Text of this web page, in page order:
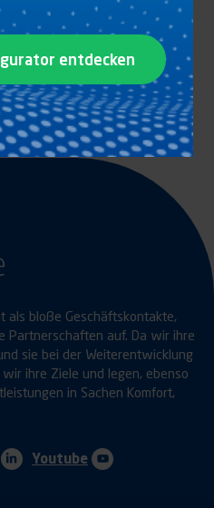
als bloße Geschäftskontakte,
Partnerschaften auf. Da wir ihre
sie bei der Weiterentwicklung
ihre Ziele und legen, ebenso
in Sachen Komfort,
Youtube
entdecken